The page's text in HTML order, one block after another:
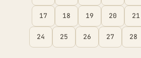
17 18 19 20 21
24 25 26 27 28